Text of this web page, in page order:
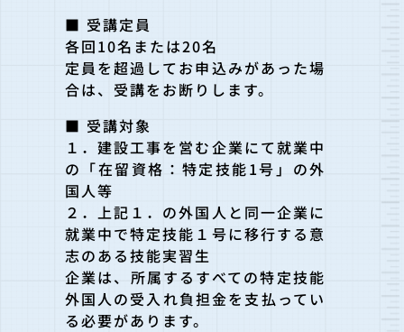
■ 受講定員
各回10名または20名
定員を超過してお申込みがあった場
合は、受講をお断りします。
■ 受講対象
１．建設工事を営む企業にて就業中
の「在留資格：特定技能1号」の外
国人等
２．上記１．の外国人と同一企業に
就業中で特定技能１号に移行する意
志のある技能実習生
企業は、所属するすべての特定技能
外国人の受入れ負担金を支払ってい
る必要があります。